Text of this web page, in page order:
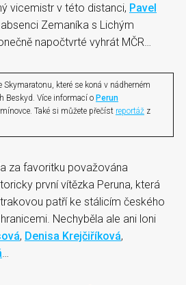
vicemistr v této distanci, Pavel
Zemaníka s Lichým
napočtvrté vyhrát MČR…
které se koná v nádherném
Beskyd. Více informací o Perun
Také si můžete přečíst reportáž z
za favoritku považována
první vítězka Peruna, která
patří ke stálicím českého
Nechyběla ale ani loni
, Denisa Krejčiříková,